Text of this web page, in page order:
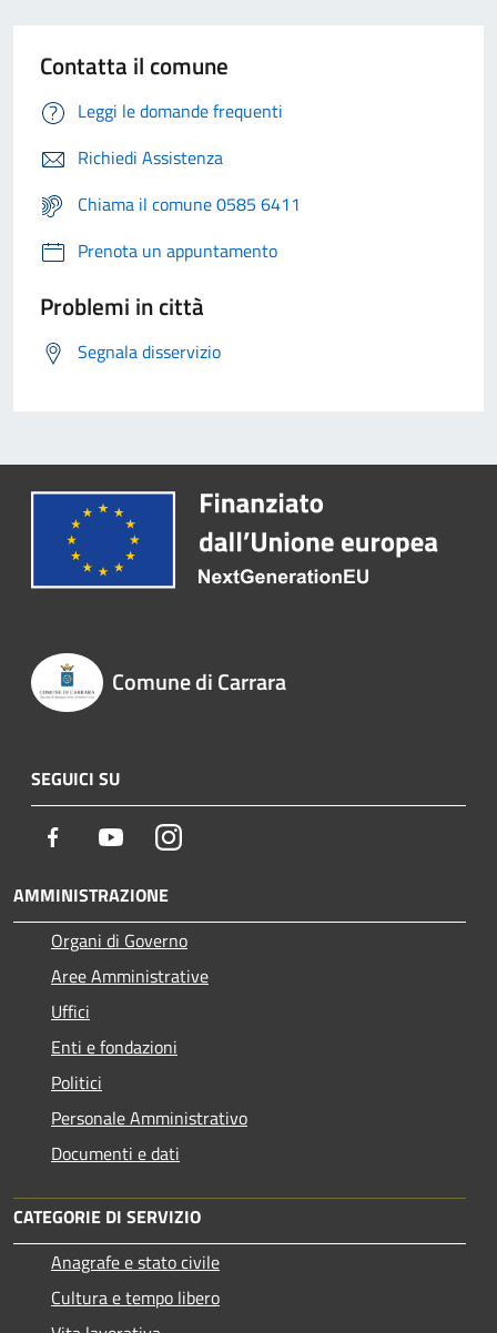
Contatta il comune
Leggi le domande frequenti
Richiedi Assistenza
Chiama il comune 0585 6411
Prenota un appuntamento
Problemi in città
Segnala disservizio
Comune di Carrara
SEGUICI SU
Facebook YoutubeInstagram
AMMINISTRAZIONE
Organi di Governo
Aree Amministrative
Uffici
Enti e fondazioni
Politici
Personale Amministrativo
Documenti e dati
CATEGORIE DI SERVIZIO
Anagrafe e stato civile
Cultura e tempo libero